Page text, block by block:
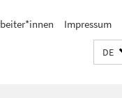
Impressum
DE